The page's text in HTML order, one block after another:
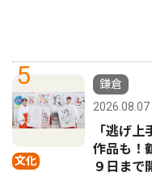
5
文化
鎌倉
2026.08.07
「逃げ
作品も！
９日ま